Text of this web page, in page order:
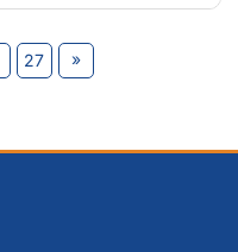
27 »